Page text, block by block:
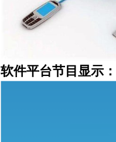
软件平台节目显示：